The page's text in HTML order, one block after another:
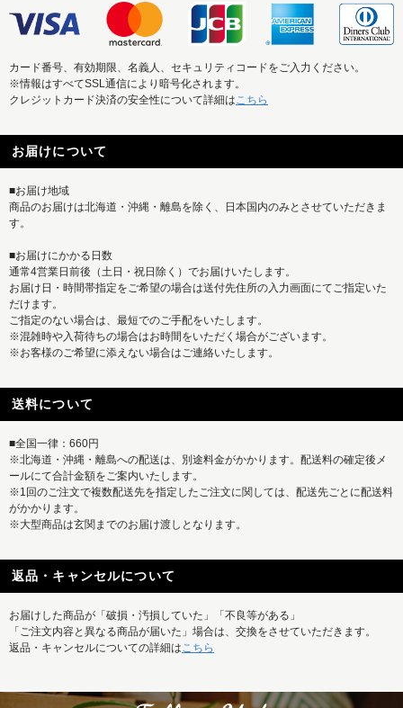
カード番号、有効期限、名義人、セキュリティコードをご入力ください。
※情報はすべてSSL通信により暗号化されます。
クレジットカード決済の安全性について詳細はこちら
お届けについて
■お届け地域
商品のお届けは北海道・沖縄・離島を除く、日本国内のみとさせていただきま
す。
■お届けにかかる日数
通常4営業日前後（土日・祝日除く）でお届けいたします。
お届け日・時間帯指定をご希望の場合は送付先住所の入力画面にてご指定いた
だけます。
ご指定のない場合は、最短でのご手配をいたします。
※混雑時や入荷待ちの場合はお時間をいただく場合がございます。
※お客様のご希望に添えない場合はご連絡いたします。
送料について
■全国一律：660円
※北海道・沖縄・離島への配送は、別途料金がかかります。配送料の確定後メ
ールにて合計金額をご案内いたします。
※1回のご注文で複数配送先を指定したご注文に関しては、配送先ごとに配送料
がかかります。
※大型商品は玄関までのお届け渡しとなります。
返品・キャンセルについて
お届けした商品が「破損・汚損していた」「不良等がある」
「ご注文内容と異なる商品が届いた」場合は、交換をさせていただきます。
返品・キャンセルについての詳細はこちら